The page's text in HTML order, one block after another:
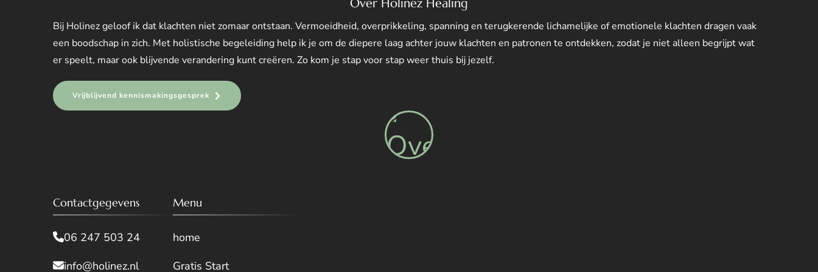
Over Holinez Healing
Bij Holinez geloof ik dat klachten niet zomaar ontstaan. Vermoeidheid, overprikkeling, spanning en terugkerende lichamelijke of emotionele klachten dragen vaak
een boodschap in zich. Met holistische begeleiding help ik je om de diepere laag achter jouw klachten en patronen te ontdekken, zodat je niet alleen begrijpt wat
er speelt, maar ook blijvende verandering kunt creëren. Zo kom je stap voor stap weer thuis bij jezelf.
Vrijblijvend kennismakingsgesprek
Contactgegevens
06 247 503 24
info@holinez.nl
Menu
home
Gratis Start